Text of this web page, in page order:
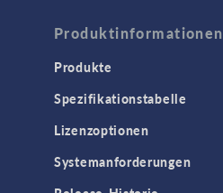
Produktinformationen
Produkte
Spezifikationstabelle
Lizenzoptionen
Systemanforderungen